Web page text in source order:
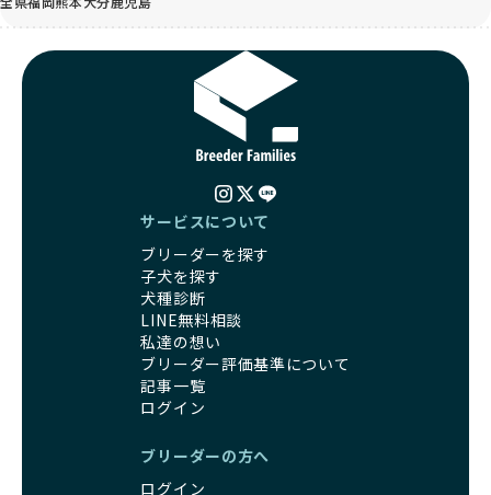
サービスについて
ブリーダーを探す
子犬を探す
犬種診断
LINE無料相談
私達の想い
ブリーダー評価基準について
記事一覧
ログイン
ブリーダーの方へ
ログイン